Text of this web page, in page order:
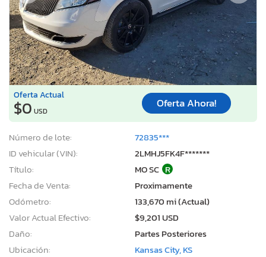
Oferta Actual
$0 USD
Oferta Ahora!
Número de lote:
72835***
ID vehicular (VIN):
2LMHJ5FK4F*******
Título:
MO SC R
Fecha de Venta:
Proximamente
Odómetro:
133,670 mi (Actual)
Valor Actual Efectivo:
$9,201 USD
Daño:
Partes Posteriores
Ubicación:
Kansas City, KS